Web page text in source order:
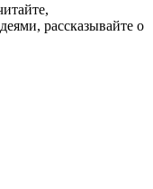
рассказывайте о